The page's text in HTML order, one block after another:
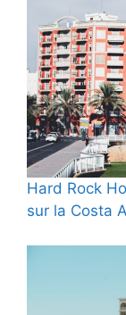
Hard Rock
sur la Costa